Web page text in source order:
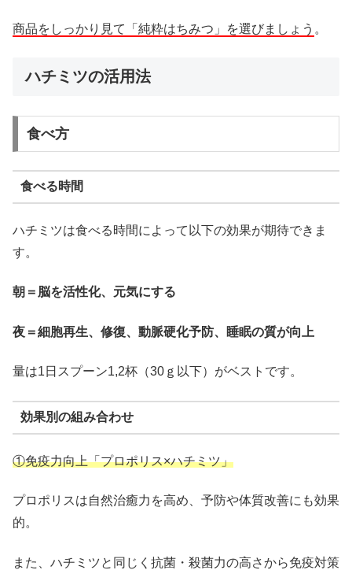
商品をしっかり見て「純粋はちみつ」を選びましょう 。
ハチミツの活用法
食べ方
食べる時間
ハチミツは食べる時間によって以下の効果が期待できま
す。
朝＝脳を活性化、元気にする
夜＝細胞再生、修復、動脈硬化予防、睡眠の質が向上
量は1日スプーン1,2杯（30ｇ以下）がベストです。
効果別の組み合わせ
①免疫力向上「プロポリス×ハチミツ」
プロポリスは自然治癒力を高め、予防や体質改善にも効果
的。
また、ハチミツと同じく抗菌・殺菌力の高さから免疫対策